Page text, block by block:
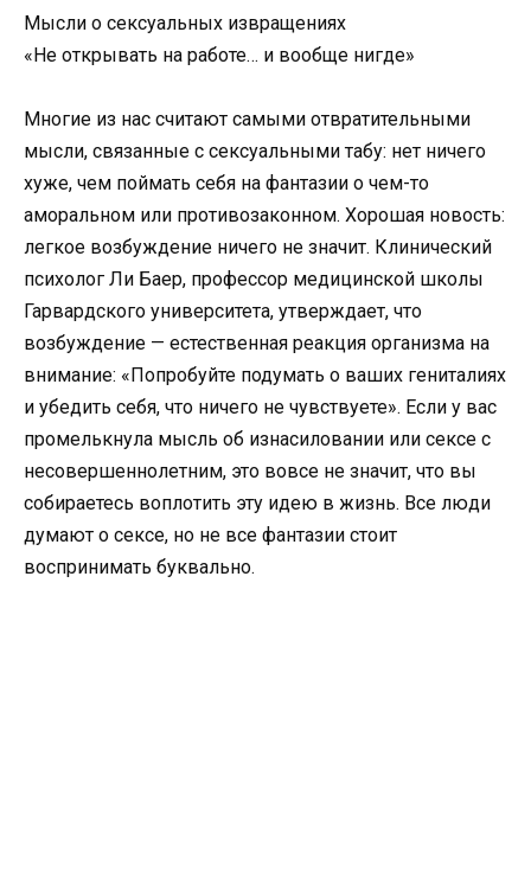
Мысли о сексуальных извращениях
«Не открывать на работе… и вообще нигде»
Многие из нас считают самыми отвратительными
мысли, связанные с сексуальными табу: нет ничего
хуже, чем поймать себя на фантазии о чем-то
аморальном или противозаконном. Хорошая новость:
легкое возбуждение ничего не значит. Клинический
психолог Ли Баер, профессор медицинской школы
Гарвардского университета, утверждает, что
возбуждение — естественная реакция организма на
внимание: «Попробуйте подумать о ваших гениталиях
и убедить себя, что ничего не чувствуете». Если у вас
промелькнула мысль об изнасиловании или сексе с
несовершеннолетним, это вовсе не значит, что вы
собираетесь воплотить эту идею в жизнь. Все люди
думают о сексе, но не все фантазии стоит
воспринимать буквально.